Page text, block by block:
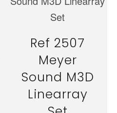
Ref 2507
Meyer
Sound M3D
Linearray